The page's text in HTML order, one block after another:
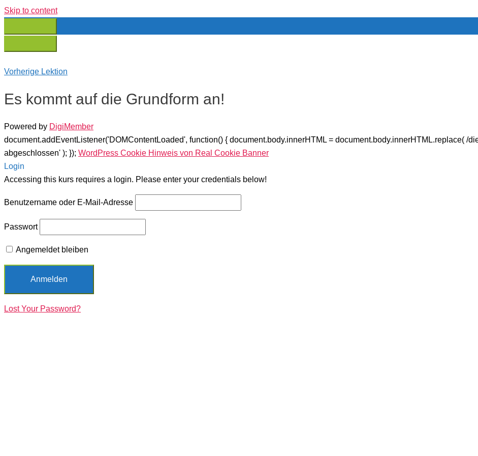
Skip to content
Vorherige Lektion
Es kommt auf die Grundform an!
Powered by DigiMember
document.addEventListener('DOMContentLoaded', function() { document.body.innerHTML = document.body.innerHTML.replace( /
abgeschlossen' ); }); WordPress Cookie Hinweis von Real Cookie Banner
Login
Accessing this kurs requires a login. Please enter your credentials below!
Benutzername oder E-Mail-Adresse
Passwort
Angemeldet bleiben
Lost Your Password?